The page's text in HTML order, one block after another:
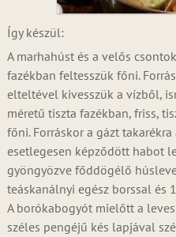
Így készül:
A marhahúst és a velős
fazékban feltesszük főni.
elteltével kivesszük a vízből,
méretű tiszta fazékban, friss,
főni. Forráskor a gázt
esetlegesen képződött habot
gyöngyözve főddögélő
teáskanálnyi egész borssal és
A borókabogyót mielőtt a
széles pengéjű kés lapjával